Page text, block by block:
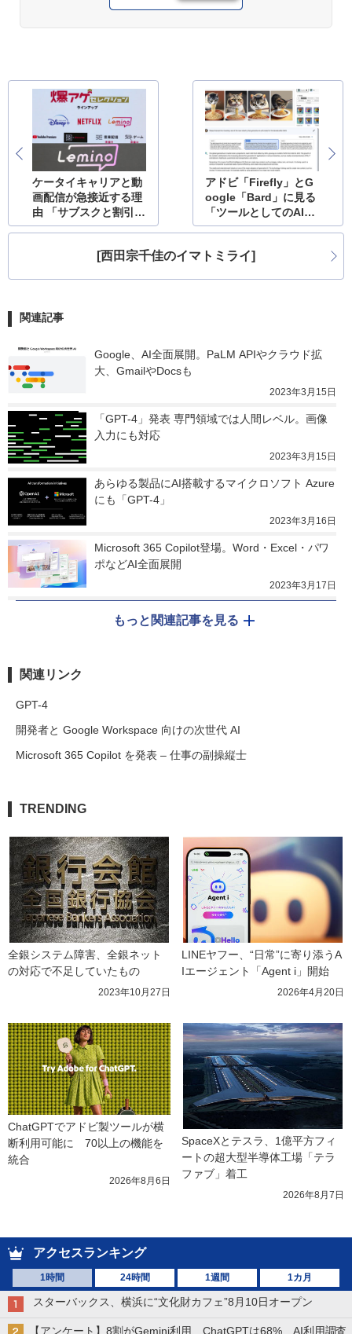
ケータイキャリアと動
画配信が急接近する理
由 「サブスクと割引」
の今
アドビ「Firefly」とG
oogle「Bard」に見る
「ツールとしてのAI」
の責任
[西田宗千佳のイマトミライ]
関連記事
Google、AI全面展開。PaLM APIやクラウド拡
大、GmailやDocsも
2023年3月15日
「GPT-4」発表 専門領域では人間レベル。画像
入力にも対応
2023年3月15日
あらゆる製品にAI搭載するマイクロソフト Azure
にも「GPT-4」
2023年3月16日
Microsoft 365 Copilot登場。Word・Excel・パワ
ポなどAI全面展開
2023年3月17日
もっと関連記事を見る
関連リンク
GPT-4
開発者と Google Workspace 向けの次世代 AI
Microsoft 365 Copilot を発表 – 仕事の副操縦士
TRENDING
全銀システム障害、全銀ネット
の対応で不足していたもの
2023年10月27日
LINEヤフー、“日常”に寄り添うA
Iエージェント「Agent i」開始
2026年4月20日
ChatGPTでアドビ製ツールが横
断利用可能に　70以上の機能を
統合
2026年8月6日
SpaceXとテスラ、1億平方フィ
ートの超大型半導体工場「テラ
ファブ」着工
2026年8月7日
アクセスランキング
1時間 24時間 1週間 1カ月
スターバックス、横浜に“文化財カフェ”8月10日オープン
【アンケート】8割がGemini利用、ChatGPTは68% AI利用調査